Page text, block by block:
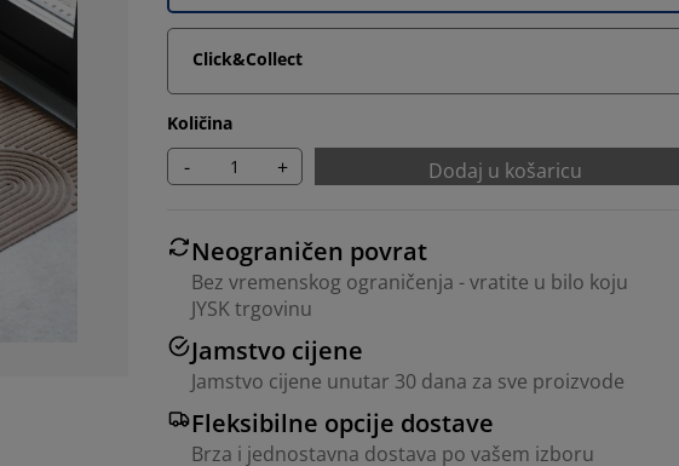
Click&Collect
Količina
- + Dodaj u košaricu
Neograničen povrat
Bez vremenskog ograničenja - vratite u bilo koju
JYSK trgovinu
Jamstvo cijene
Jamstvo cijene unutar 30 dana za sve proizvode
Fleksibilne opcije dostave
Brza i jednostavna dostava po vašem izboru